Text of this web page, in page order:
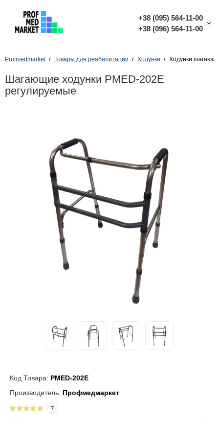
+38 (095) 564-11-00
+38 (096) 564-11-00
Profmedmarket Товары для реабилитации Ходунки Ходунки
Шагающие ходунки PMED-202E
регулируемые
Код Товара: PMED-202E
Производитель: Профмедмаркет
7